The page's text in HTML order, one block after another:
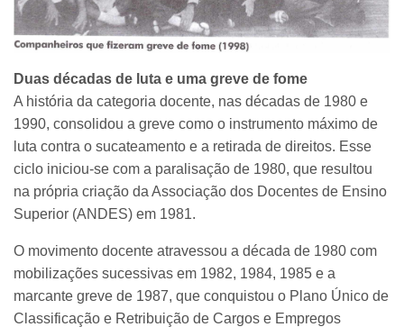
Duas décadas de luta e uma greve de fome
A história da categoria docente, nas décadas de 1980 e
1990, consolidou a greve como o instrumento máximo de
luta contra o sucateamento e a retirada de direitos. Esse
ciclo iniciou-se com a paralisação de 1980, que resultou
na própria criação da Associação dos Docentes de Ensino
Superior (ANDES) em 1981.
O movimento docente atravessou a década de 1980 com
mobilizações sucessivas em 1982, 1984, 1985 e a
marcante greve de 1987, que conquistou o Plano Único de
Classificação e Retribuição de Cargos e Empregos